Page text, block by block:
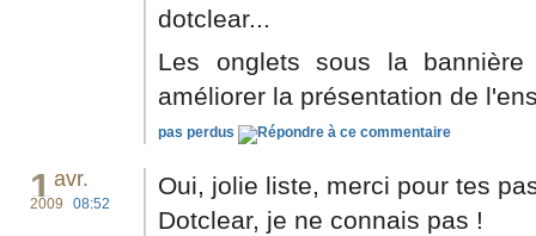
dotclear...
Les onglets sous la
améliorer la présentation de
pas perdus
1avr.
2009 08:52
Oui, jolie liste, merci pour tes
Dotclear, je ne connais pas !